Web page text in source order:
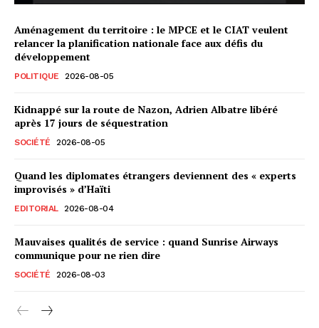
Aménagement du territoire : le MPCE et le CIAT veulent
relancer la planification nationale face aux défis du
développement
POLITIQUE 2026-08-05
Kidnappé sur la route de Nazon, Adrien Albatre libéré
après 17 jours de séquestration
SOCIÉTÉ 2026-08-05
Quand les diplomates étrangers deviennent des « experts
improvisés » d’Haïti
EDITORIAL 2026-08-04
Mauvaises qualités de service : quand Sunrise Airways
communique pour ne rien dire
SOCIÉTÉ 2026-08-03